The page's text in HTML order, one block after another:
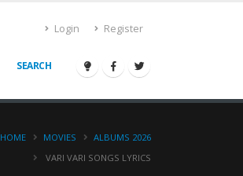
Login Register
SEARCH
HOME MOVIES
ALBUMS 2026
VARI VARI SONGS LYRICS